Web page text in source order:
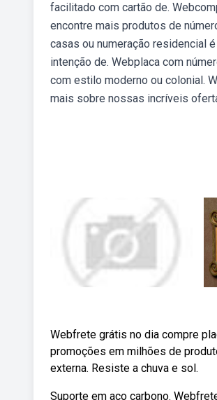
facilitado com cartão de.
encontre mais produtos de
casas ou numeração residencial
intenção de. Webplaca com
com estilo moderno ou colonial.
mais sobre nossas incríveis
Webfrete grátis no dia compre
promoções em milhões de
externa. Resiste a chuva e sol.
Suporte em aço carbono.